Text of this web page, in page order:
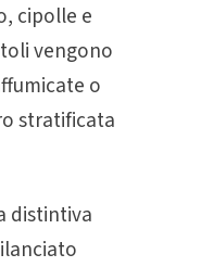
cipolle e
vengono
o
stratificata
distintiva